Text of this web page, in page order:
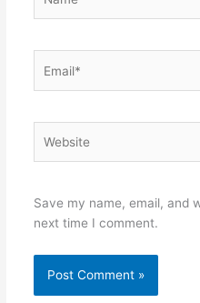
Save my name, email, and
next time I comment.